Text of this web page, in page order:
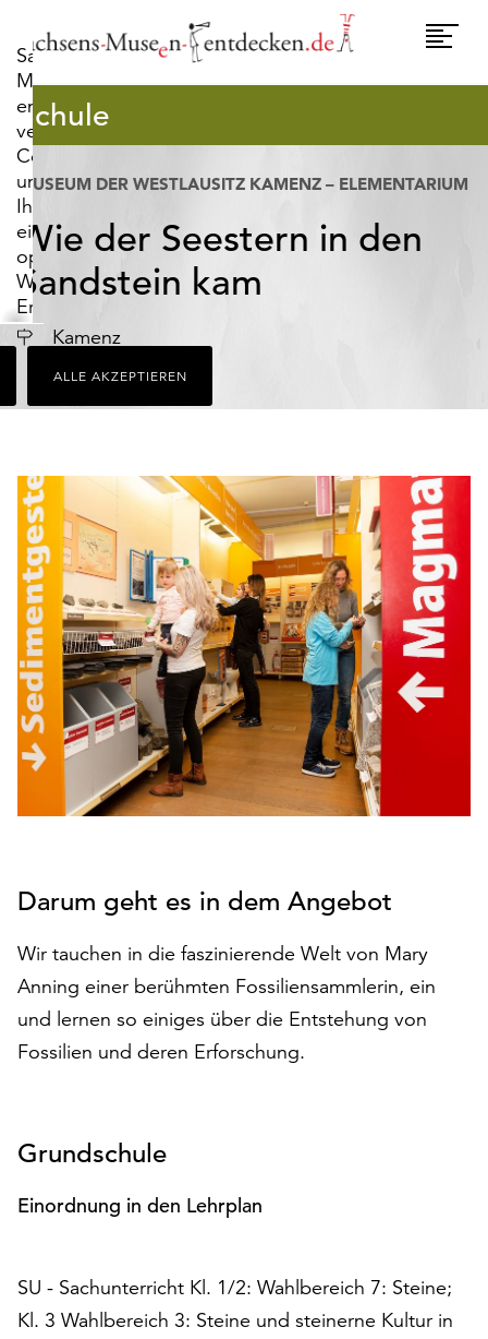
Sachsens-
Museen-
entdecken.de
verwendet
Cookies,
um
Ihnen
ein
optimales
Webseiten-
Erlebnis
zu
bieten.
Dazu
zählen
für
den
Betrieb
der
Seite
notwendig
sind
(funktionale
Cookies),
sowie
solche,
die
lediglich
werden.
Klicken
Sie
auf
„Alle
akzeptieren“,
zu
Sie
Einverständnis
jederzeit
ändern
ALLE AKZEPTIEREN
Schule
MUSEUM DER WESTLAUSITZ KAMENZ – ELEMENTARIUM
Wie der Seestern in den
Sandstein kam
Ort Kamenz
Darum geht es in dem Angebot
Wir tauchen in die faszinierende Welt von Mary
Anning einer berühmten Fossiliensammlerin, ein
und lernen so einiges über die Entstehung von
Fossilien und deren Erforschung.
Grundschule
Einordnung in den Lehrplan
SU - Sachunterricht Kl. 1/2: Wahlbereich 7: Steine;
Kl. 3 Wahlbereich 3: Steine und steinerne Kultur in